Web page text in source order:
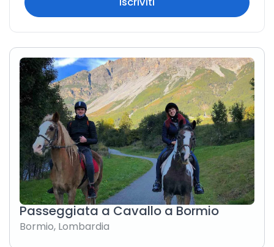
Passeggiata a Cavallo a Bormio
Bormio, Lombardia